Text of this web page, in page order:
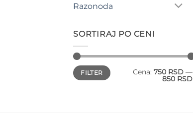
Razonoda
SORTIRAJ PO CENI
Minimalna
cena
Maksimalna
cenaFILTER Cena: 750 RSD —
850 RSD